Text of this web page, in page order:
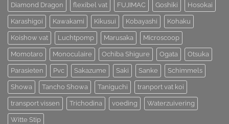
Diamond Dragon flexibel vat FUJIMAC Goshiki Hosokai
Karashigoi Kawakami Kikusui Kobayashi Kohaku
Koishow vat Luchtpomp Marusaka Microscoop
Momotaro Monoculaire Ochiba Shigure Ogata Otsuka
Parasieten Pvc Sakazume Saki Sanke Schimmels
Showa Tancho Showa Taniguchi tranport vat koi
transport vissen Trichodina voeding Waterzuivering
Witte Stip